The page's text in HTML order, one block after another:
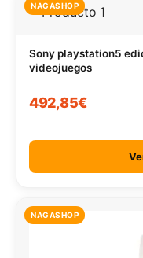
NAGASHOP
Sony playstation5
videojuegos
492,85€
NAGASHOP